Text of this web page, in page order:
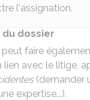
l'assignation.
dossier
peut faire
lien avec le litige,
(demander
expertise...).